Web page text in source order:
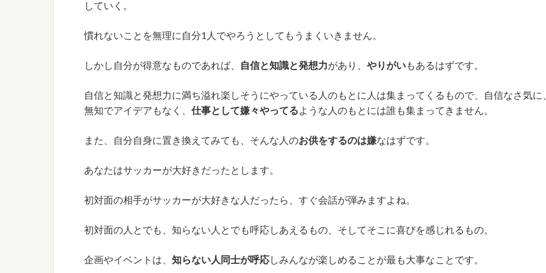
していく。
慣れないことを無理に自分1人でやろうとしてもうまくいきません。
しかし自分が得意なものであれば、 自信と知識と発想力があり、 やりがいもあるはずです。
自信と知識と発想力に満ち溢れ楽しそうにやっている人のもとに人は集まってくるもので、自信なさ気に
無知でアイデアもなく、 仕事として嫌々やってるような人のもとには誰も集まってきません。
また、自分自身に置き換えてみても、そんな人のお供をするのは嫌なはずです。
あなたはサッカーが大好きだったとします。
初対面の相手がサッカーが大好きな人だったら、すぐ会話が弾みますよね。
初対面の人とでも、知らない人とでも呼応しあえるもの、そしてそこに喜びを感じれるもの。
企画やイベントは、 知らない人同士が呼応しみんなが楽しめることが最も大事なことです。